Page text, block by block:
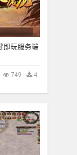
即玩服务端
4
749